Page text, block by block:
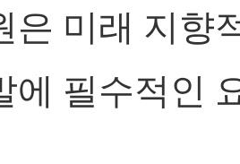
은 미래 지향
에 필수적인